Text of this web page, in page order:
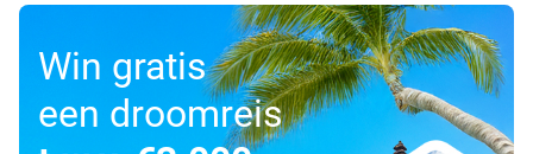
Win gratis
een droomreis